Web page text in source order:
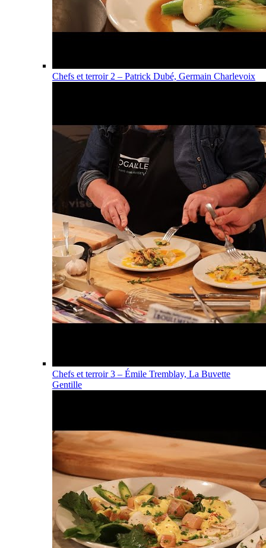
Chefs et terroir 2 – Patrick Dubé, Germain Charlevoix
Chefs et terroir 3 – Émile Tremblay, La Buvette
Gentille